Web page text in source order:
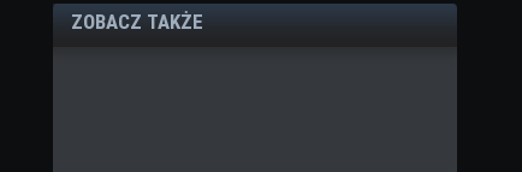
ZOBACZ TAKŻE